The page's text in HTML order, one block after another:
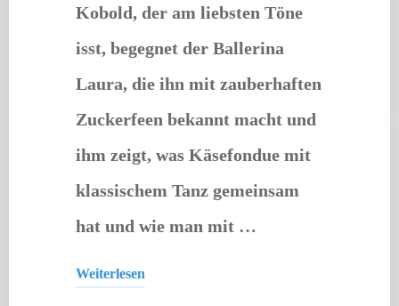
Kobold, der am liebsten Töne
isst, begegnet der Ballerina
Laura, die ihn mit zauberhaften
Zuckerfeen bekannt macht und
ihm zeigt, was Käsefondue mit
klassischem Tanz gemeinsam
hat und wie man mit …
Weiterlesen